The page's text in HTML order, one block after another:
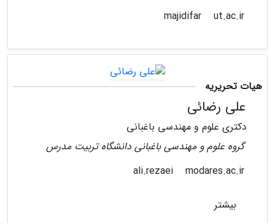
ut.ac.ir
هیات تحریریه
علی رضائی
دکتری علوم و مهندسی باغبانی
گروه علوم و مهندسی باغبانی دانشگاه تربیت مدرس
modares.ac.ir
بیشتر